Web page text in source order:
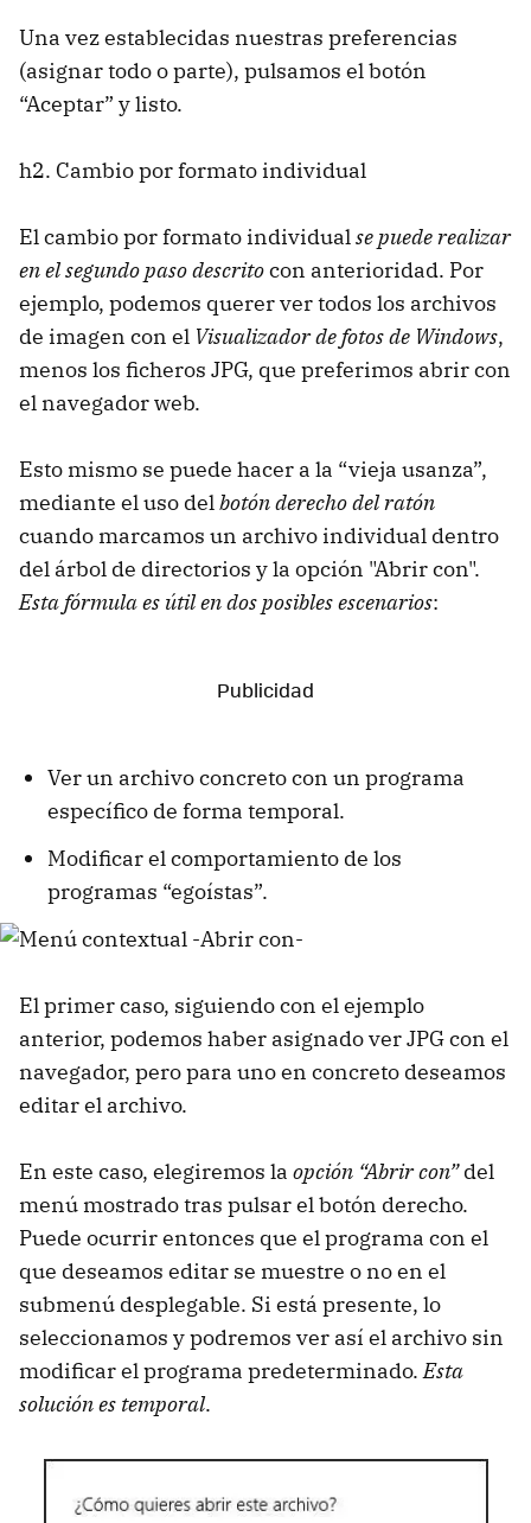
Una vez establecidas nuestras preferencias
(asignar todo o parte), pulsamos el botón
“Aceptar” y listo.
h2. Cambio por formato individual
El cambio por formato individual se puede realizar
en el segundo paso descritocon anterioridad. Por
ejemplo, podemos querer ver todos los archivos
de imagen con el Visualizador de fotos de Windows,
menos los ficheros JPG, que preferimos abrir con
el navegador web.
Esto mismo se puede hacer a la “vieja usanza”,
mediante el uso del botón derecho del ratón
cuando marcamos un archivo individual dentro
del árbol de directorios y la opción "Abrir con".
Esta fórmula es útil en dos posibles escenarios:
Ver un archivo concreto con un programa
específico de forma temporal.
Modificar el comportamiento de los
programas “egoístas”.
El primer caso, siguiendo con el ejemplo
anterior, podemos haber asignado ver JPG con el
navegador, pero para uno en concreto deseamos
editar el archivo.
En este caso, elegiremos la opción “Abrir con”del
menú mostrado tras pulsar el botón derecho.
Puede ocurrir entonces que el programa con el
que deseamos editar se muestre o no en el
submenú desplegable. Si está presente, lo
seleccionamos y podremos ver así el archivo sin
modificar el programa predeterminado. Esta
solución es temporal.